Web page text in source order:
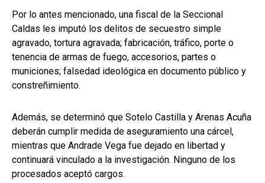
Por lo antes mencionado, una fiscal de la Seccional
Caldas les imputó los delitos de secuestro simple
agravado, tortura agravada; fabricación, tráfico, porte o
tenencia de armas de fuego, accesorios, partes o
municiones; falsedad ideológica en documento público y
constreñimiento.
Además, se determinó que Sotelo Castilla y Arenas Acuña
deberán cumplir medida de aseguramiento una cárcel,
mientras que Andrade Vega fue dejado en libertad y
continuará vinculado a la investigación. Ninguno de los
procesados aceptó cargos.